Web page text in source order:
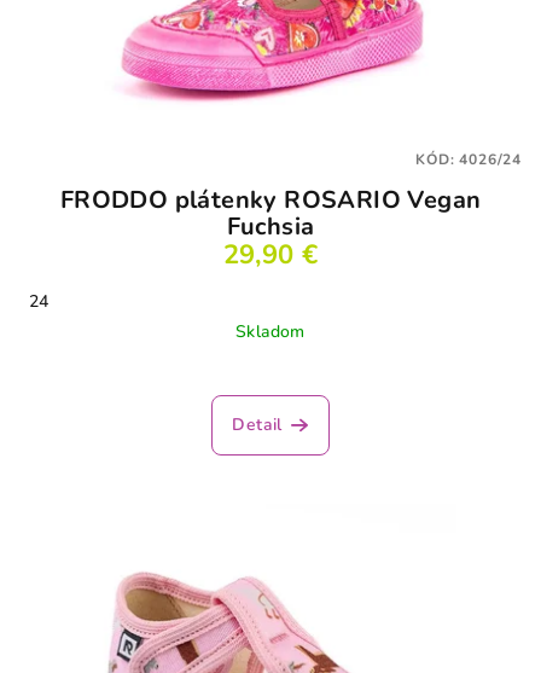
FRODDO plátenky ROSARIO Vegan
Fuchsia
29,90 €
24
Skladom
Detail
KÓD:4026/24